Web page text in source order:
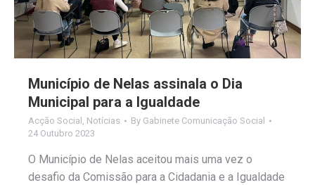
Município de Nelas assinala o Dia
Municipal para a Igualdade
Acção Social Notícias By Gabinete Comunicação Social
24 Outubro 2023
O Município de Nelas aceitou mais uma vez o
desafio da Comissão para a Cidadania e a Igualdade